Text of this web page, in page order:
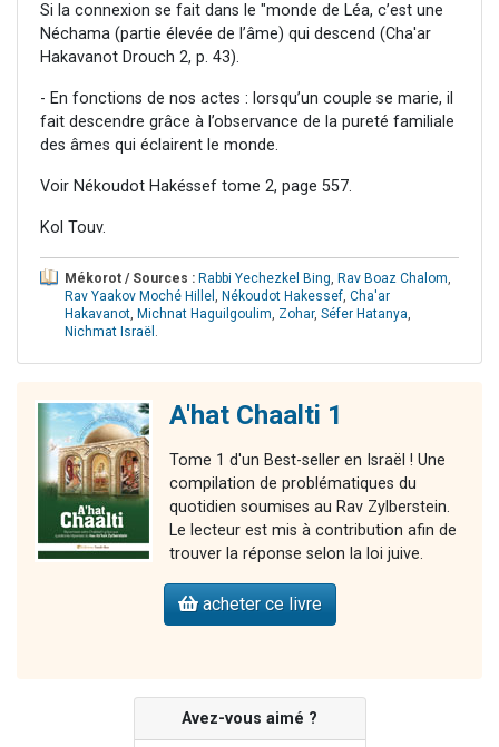
Si la connexion se fait dans le "monde de Léa, c’est une
Néchama (partie élevée de l’âme) qui descend (Cha'ar
Hakavanot Drouch 2, p. 43).
- En fonctions de nos actes : lorsqu’un couple se marie, il
fait descendre grâce à l’observance de la pureté familiale
des âmes qui éclairent le monde.
Voir Nékoudot Hakéssef tome 2, page 557.
Kol Touv.
Mékorot / Sources : Rabbi Yechezkel Bing, Rav Boaz Chalom,
Rav Yaakov Moché Hillel , Nékoudot Hakessef, Cha'ar
Hakavanot, Michnat Haguilgoulim, Zohar, Séfer Hatanya,
Nichmat Israël .
A'hat Chaalti 1
Tome 1 d'un Best-seller en Israël ! Une
compilation de problématiques du
quotidien soumises au Rav Zylberstein.
Le lecteur est mis à contribution afin de
trouver la réponse selon la loi juive.
acheter ce livre
Avez-vous aimé ?